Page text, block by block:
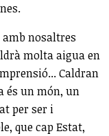
amb nosaltres
molta aigua en
Caldran
és un món, un
per ser i
que cap Estat,